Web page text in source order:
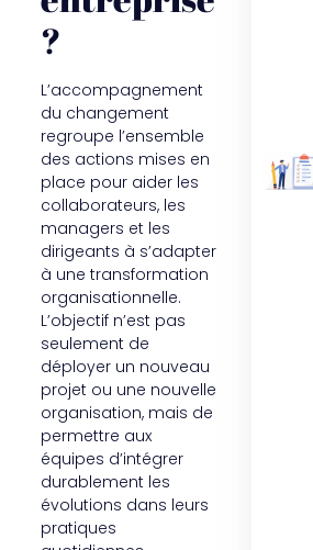
?
L’accompagnement
du changement
regroupe l’ensemble
des actions mises en
place pour aider les
collaborateurs, les
managers et les
dirigeants à s’adapter
à une transformation
organisationnelle.
L’objectif n’est pas
seulement de
déployer un nouveau
projet ou une nouvelle
organisation, mais de
permettre aux
équipes d’intégrer
durablement les
évolutions dans leurs
pratiques